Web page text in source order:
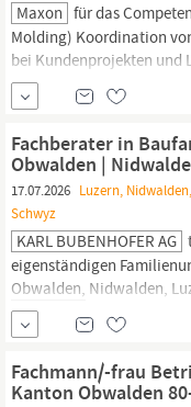
Maxon für das
Molding) Koordination
bei Kundenprojekten und
interdisziplinären
technische Ausbildung
Techniker (m/w/d)) oder
technischen oder
Fachberater in
Obwalden |
17.07.2026 Luzern,
Schwyz
KARL BUBENHOFER AG
eigenständigen
Obwalden, Nidwalden,
erfahrene und initiative
und Verkaufselan als
Obwalden
und...
Fachmann/-frau
Kanton Obwalden